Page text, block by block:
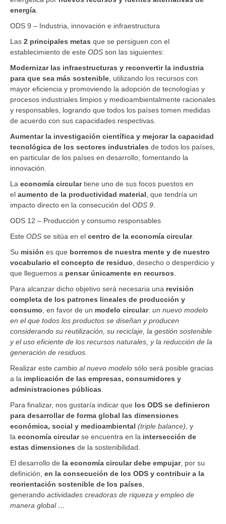
energía
ODS 9 – Industria, innovación e infraestructura
Las 2 principales metas que se persiguen con el
establecimiento de este ODS son las siguientes:
Modernizar las infraestructuras y reconvertir la industria
para que sea más sostenible , utilizando los recursos con
mayor eficiencia y promoviendo la adopción de tecnologías y
procesos industriales limpios y medioambientalmente racionales
y responsables, logrando que todos los países tomen medidas
de acuerdo con sus capacidades respectivas.
Aumentar la investigación científica y mejorar la capacidad
tecnológica de los sectores industriales de todos los países,
en particular de los países en desarrollo, fomentando la
innovación.
La economía circulartiene uno de sus focos puestos en
el aumento de la productividad material , que tendría un
impacto directo en la consecución del ODS 9
ODS 12 – Producción y consumo responsables
Este ODS se sitúa en el centro de la economía circular.
Su misión es que borremos de nuestra mente y de nuestro
vocabulario el concepto de residuo , desecho o desperdicio y
que lleguemos a pensar únicamente en recursos
Para alcanzar dicho objetivo será necesaria una revisión
completa de los patrones lineales de producción y
consumo , en favor de un modelo circular: un nuevo modelo
en el que todos los productos se diseñan y producen
considerando su reutilización, su reciclaje, la gestión sostenible
y el uso eficiente de los recursos naturales, y la reducción de la
generación de residuos.
Realizar este cambio al nuevo modelo sólo será posible gracias
a la implicación de las empresas, consumidores y
administraciones públicas
Para finalizar, nos gustaría indicar que los ODS se definieron
para desarrollar de forma global las dimensiones
económica, social y medioambiental (triple balance) , y
la economía circularse encuentra en la intersección de
estas dimensiones de la sostenibilidad.
El desarrollo de la economía circular debe empujar, por su
definición, en la consecución de los ODS y contribuir a la
reorientación sostenible de los países
generando actividades creadoras de riqueza y empleo de
manera global …